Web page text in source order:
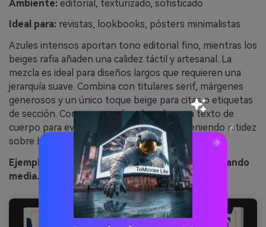
Ambiente: editorial, texturizado, sofisticado
Ideal para: revistas, lookbooks, pósters minimalistas
Azules intensos aportan tono editorial fino, mientras los
beiges rafia añaden una calidez táctil y artesanal. La
mezcla es ideal para diseños largos que requieren una
jerarquía suave. Combina con titulares serif, márgenes
generosos y un único toque beige para citas o etiquetas
de sección. Consejo: usa el azul medio para texto de
cuerpo para evitar el brillo excesivo manteniendo nitidez
sobre blanco roto.
Ejemplo de imagen de tinta y rafia generada usando
media.io